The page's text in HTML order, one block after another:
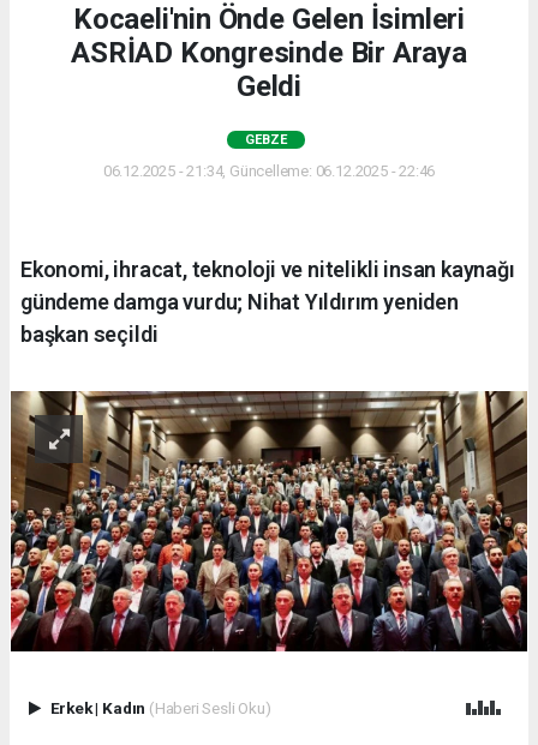
Kocaeli'nin Önde Gelen İsimleri
ASRİAD Kongresinde Bir Araya
Geldi
GEBZE
06.12.2025 - 21:34, Güncelleme: 06.12.2025 - 22:46
Ekonomi, ihracat, teknoloji ve nitelikli insan kaynağı
gündeme damga vurdu; Nihat Yıldırım yeniden
başkan seçildi
Erkek| Kadın (Haberi Sesli Oku)